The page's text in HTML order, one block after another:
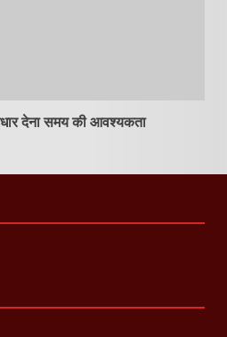
देना समय की आवश्यकता